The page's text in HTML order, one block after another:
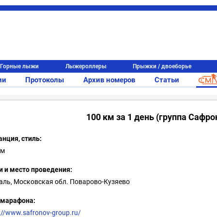
Горные лыжи Лыжероллеры Прыжки / двоеборье
Протоколы Архив номеров Статьи
100 км за 1 день (группа
стиль:
и место проведения:
Московская обл. Поварово-Кузяево
www.safronov-group.ru/